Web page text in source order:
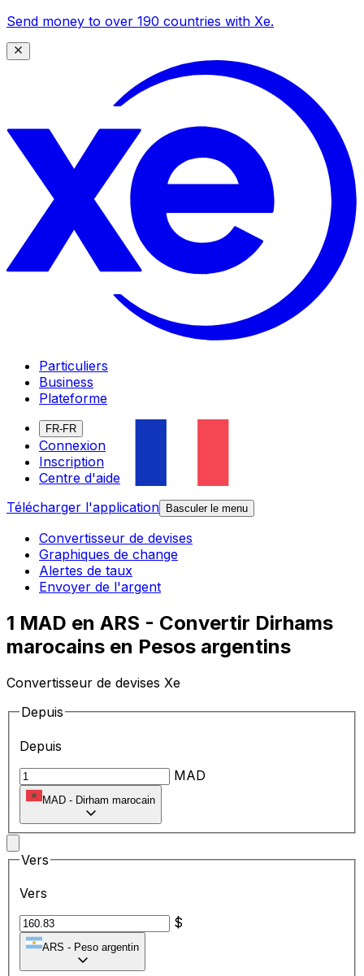
Send money to over 190 countries with Xe.
Particuliers
Business
Plateforme
FR-FR
Connexion
Inscription
Centre d'aide
Télécharger l'application
Basculer le menu
Convertisseur de devises
Graphiques de change
Alertes de taux
Envoyer de l'argent
1 MAD en ARS - Convertir Dirhams
marocains en Pesos argentins
Convertisseur de devises Xe
Depuis
Depuis
MAD
MAD - Dirham marocain
Vers
Vers
$
ARS - Peso argentin